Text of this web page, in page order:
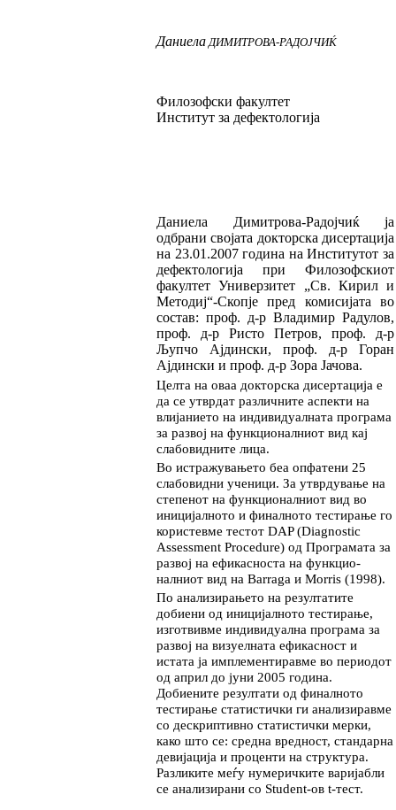
Даниела ДИМИТРОВА-РАДОЈЧИЌ
Филозофски факултет
Институт за дефектологија
Даниела Димитрова-Радојчиќја
одбрани својата доктор­ска дисертација
на 23.01.2007година на Институтот за
дефектологија при Филозофскиот
факултет Универзитет „Св. Кирил и
Методиј“-Скопјепред комисијата во
состав: проф. д-р Владимир Радулов,
проф. д-р Ристо Пет­ров, проф. д-р
Љупчо Ајдински, проф. д-р Го­ран
Ајдински и проф. д-р Зора Јачова.
Целта на оваа докторска дисертација е
да се ут­вр­дат различните аспекти на
влијанието на ин­ди­ви­дуалната програма
за развој на функционал­ни­от вид кај
слабовидните лица.
Во истражувањето беа опфатени 25
слабовид­ни уче­ници. За утврду­ва­ње на
степенот на функ­­ционалниот вид во
ини­цијалното и фи­нал­но­то тестирање го
користевме тестот DAP (Diagnostic
Assessment Procedure) од Програ­ма­та за
развој на ефикасноста на функ­цио­
налниот вид на Bar­raga и Morris (1998).
По анализирањето на резултатите
добиени од ини­ци­јал­ното тестирање,
изготвивме индиви­ду­ал­на програма за
развој на визуелната ефи­кас­ност и
истата ја имплементиравме во периодот
од април до јуни 2005 година.
Добиените ре­зул­та­ти од финалното
тестирање статистички ги анализиравме
со дескриптивно статистички мер­ки,
како што се: средна вредност, стандарна
де­ви­јација и проценти на структура.
Разликите меѓу нумеричките варијабли
се анализирани со Student-ов t-тест.